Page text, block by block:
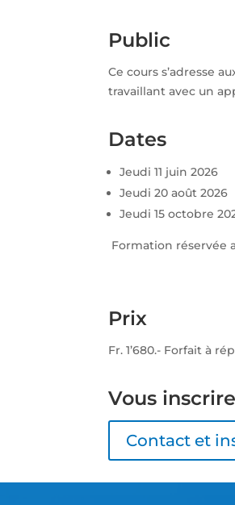
Public
Ce cours s’adresse
travaillant avec un
Dates
Jeudi 11 juin 2026
Jeudi 20 août 2026
Jeudi 15 octobre
Formation réservée
Prix
Fr. 1’680.- Forfait à
Vous
Contact et